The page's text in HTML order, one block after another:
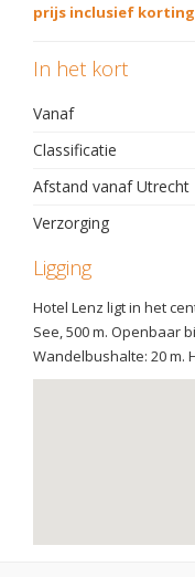
prijs inclusief
In het kort
Vanaf
Classificatie
Afstand vanaf Utrecht
Verzorging
Ligging
Hotel Lenz ligt in het
See, 500 m. Openbaar
Wandelbushalte: 20 m.